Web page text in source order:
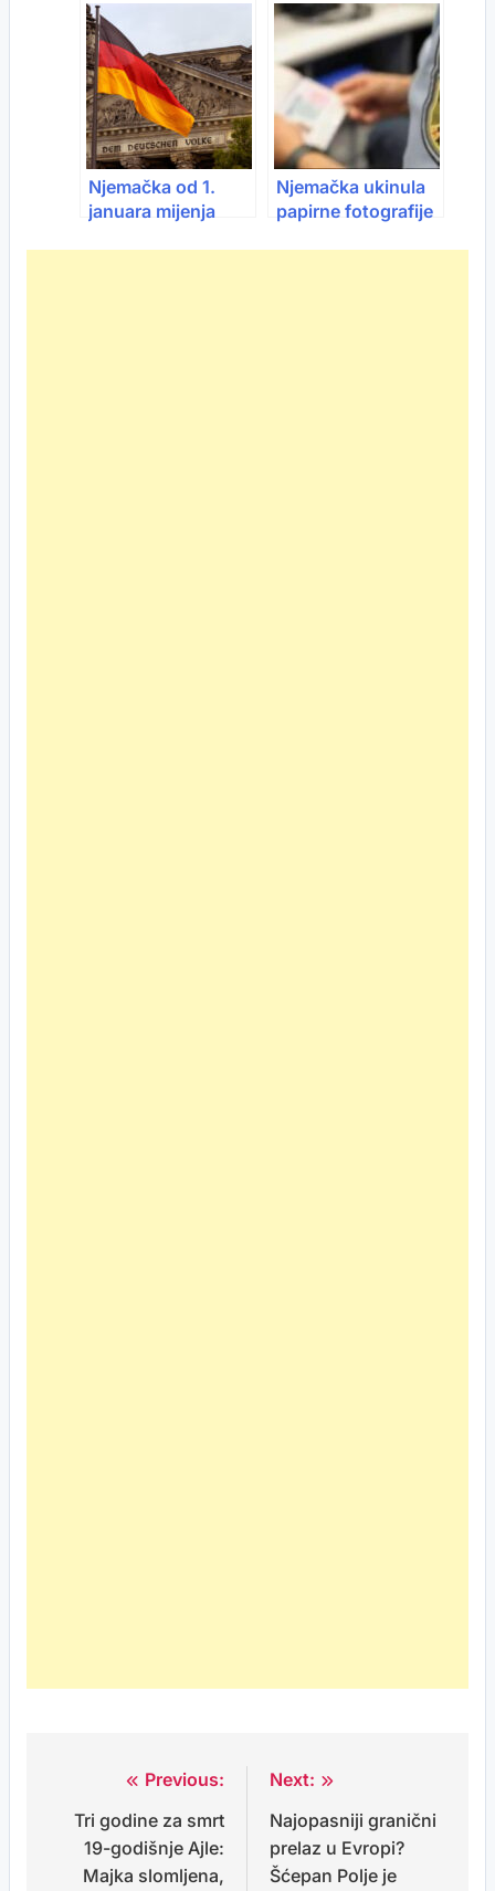
omjeru cijene i
kvaliteta
Njemačka od 1.
januara mijenja
Njemačka ukinula
papirne fotografije
navigation
Previous:
Tri godine za smrt
19-godišnje Ajle:
Majka slomljena,
Next:
Najopasniji granični
prelaz u Evropi?
Šćepan Polje je